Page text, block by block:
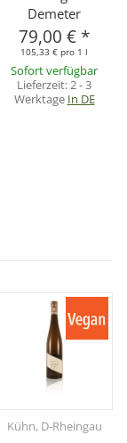
Demeter
79,00 € *
105,33 € pro 1 l
Sofort verfügbar
Lieferzeit:2 - 3
Werktage In DE
Kühn, D-Rheingau